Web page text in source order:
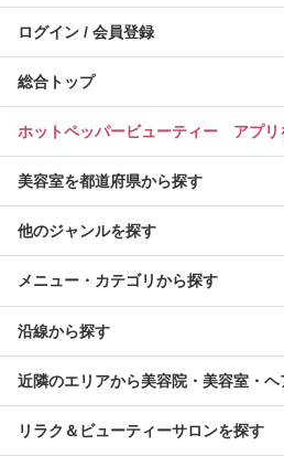
ログイン / 会員登録
総合トップ
ホットペッパービューティー アプリ
美容室を都道府県から探す
他のジャンルを探す
メニュー・カテゴリから探す
沿線から探す
近隣のエリアから美容院・美容室・
リラク＆ビューティーサロンを探す